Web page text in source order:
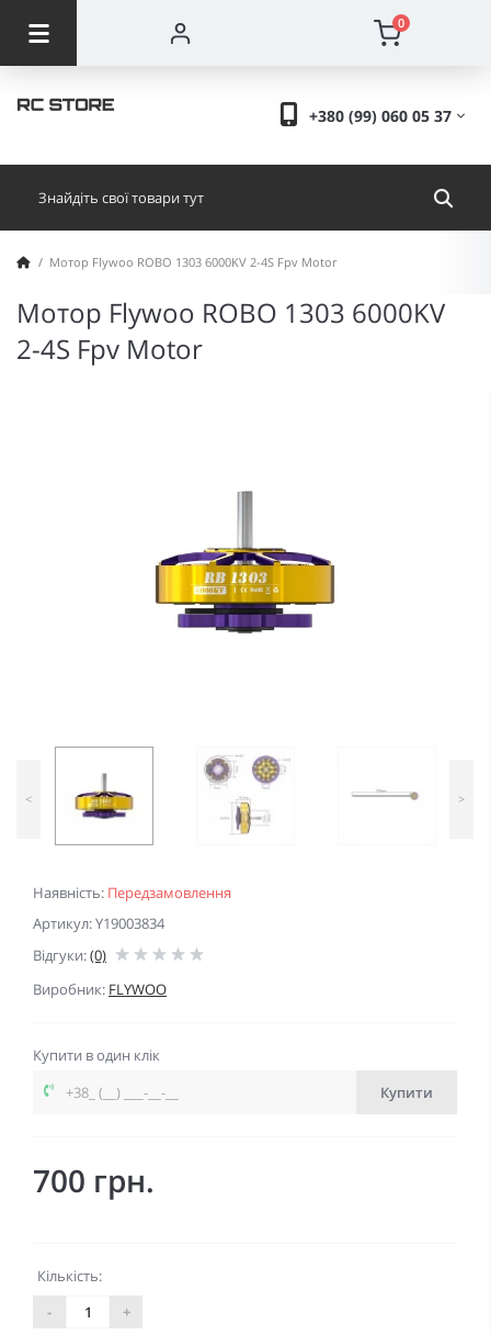
0
+380 (99) 060 05 37
Мотор Flywoo ROBO 1303 6000KV 2-4S Fpv Motor
Мотор Flywoo ROBO 1303 6000KV
2-4S Fpv Motor
Наявність: Передзамовлення
Артикул: Y19003834
Відгуки:(0)
Виробник: FLYWOO
< >
Купити в один клік
Купити
700 грн.
Кількість:
-
+